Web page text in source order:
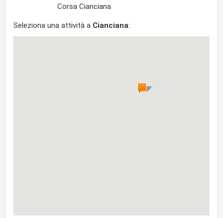
Corsa Cianciana
Seleziona una attività a Cianciana: